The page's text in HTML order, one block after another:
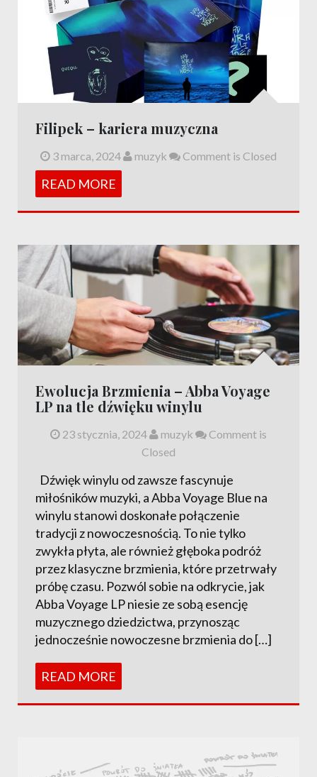
Filipek – kariera muzyczna
3 marca, 2024 muzyk Comment is Closed
READ MORE
Ewolucja Brzmienia – Abba Voyage
LP na tle dźwięku winylu
23 stycznia, 2024 muzyk
Comment is
Closed
Dźwięk winylu od zawsze fascynuje
miłośników muzyki, a Abba Voyage Blue na
winylu stanowi doskonałe połączenie
tradycji z nowoczesnością. To nie tylko
zwykła płyta, ale również głęboka podróż
przez klasyczne brzmienia, które przetrwały
próbę czasu. Pozwól sobie na odkrycie, jak
Abba Voyage LP niesie ze sobą esencję
muzycznego dziedzictwa, przynosząc
jednocześnie nowoczesne brzmienia do […]
READ MORE